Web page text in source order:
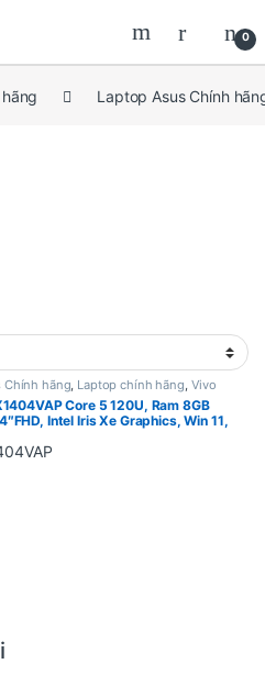
0
Laptop Asus Chính
Chính hãng, Laptop chính hãng, Vivo
Core 5 120U, Ram 8GB
Intel Iris Xe Graphics, Win 11,